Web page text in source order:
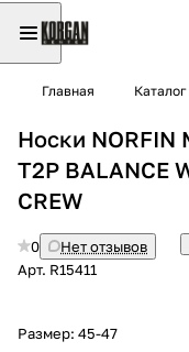
Главная Каталог
Носки NORFIN
T2P BALANCE
CREW
0
Нет отзывов
Арт. R15411
Размер: 45-47